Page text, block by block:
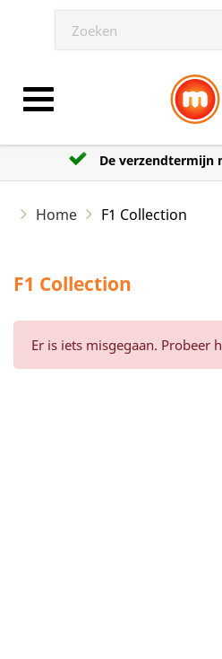
Toggle navigation
De verzendtermijn
Home F1 Collection
F1 Collection
Er is iets misgegaan. Probeer